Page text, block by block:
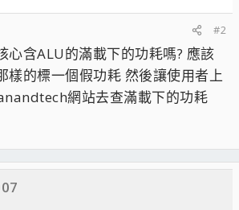
#2
心含ALU的滿載下的功耗嗎? 應該
樣的標一個假功耗 然後讓使用者上
網站去查滿載下的功耗